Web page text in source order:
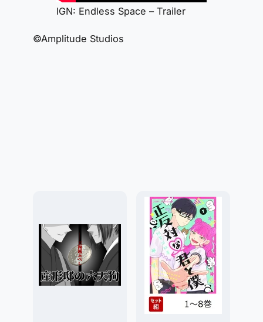
IGN: Endless Space – Trailer
©Amplitude Studios